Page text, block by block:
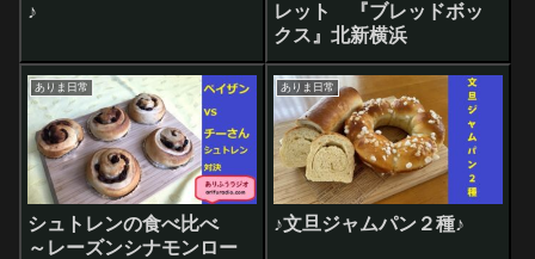
♪
レット 『ブレッドボッ
クス』北新横浜
ありま日常
シュトレンの食べ比べ
～レーズンシナモンロー
ありま日常
♪文旦ジャムパン２種♪